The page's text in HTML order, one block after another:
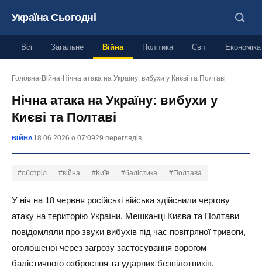
Україна Сьогодні
Всі Загальне Війна Політика Світ Економіка
Головна› Війна› Нічна атака на Україну: вибухи у Києві та Полтаві
Нічна атака на Україну: вибухи у
Києві та Полтаві
ВІЙНА18.06.2026 о 07:0929 переглядів
#обстріл #війна #Київ #балістика #Полтава
У ніч на 18 червня російські війська здійснили чергову
атаку на територію України. Мешканці Києва та Полтави
повідомляли про звуки вибухів під час повітряної тривоги,
оголошеної через загрозу застосування ворогом
балістичного озброєння та ударних безпілотників.